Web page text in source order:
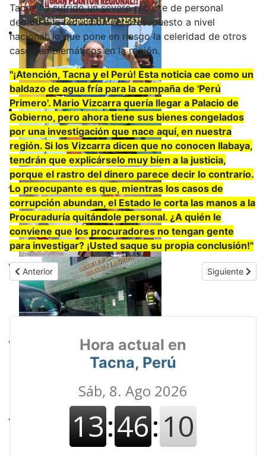
Tacna ha sufrido un severo recorte de personal
debido a la reducción del presupuesto a nivel
nacional, lo que pone en riesgo la celeridad de otros
casos emblemáticos en la región.
"¡Atención, Tacna y el Perú! Esta noticia cae como un
baldazo de agua fría para la campaña de 'Perú
Primero'. Mario Vizcarra quería llegar a Palacio de
Gobierno, pero ahora tiene sus bienes congelados
por una investigación que nace aquí, en nuestra
región. Si los Vizcarra dicen que no conocen Ilabaya,
tendrán que explicárselo muy bien a la justicia,
porque el rastro del dinero parece decir lo contrario.
Lo preocupante es que, mientras los casos de
corrupción abundan, el Estado le corta las manos a la
Procuraduría quitándole personal. ¿A quién le
conviene que los procuradores no tengan gente
para investigar? ¡Usted saque su propia conclusión!"
Artículo anterior: INCERTIDUMBRE ELECTORAL: López Aliaga
Anterior Artículo
Siguiente
Hora actual en
Tacna, Perú